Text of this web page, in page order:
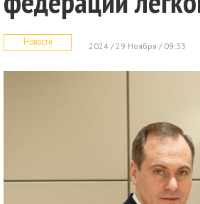
Новости 2024 / 29 Ноября / 09:33